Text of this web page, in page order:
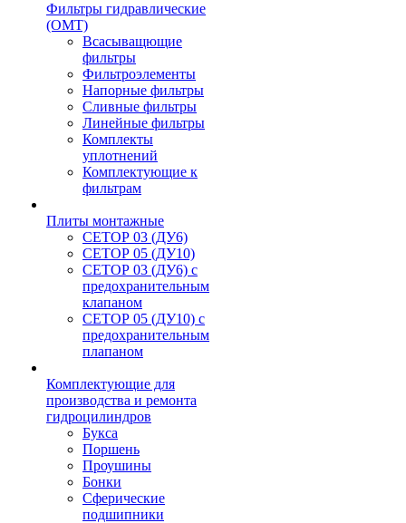
Фильтры гидравлические
(OMT)
Всасыващющие
фильтры
Фильтроэлементы
Напорные фильтры
Сливные фильтры
Линейные фильтры
Комплекты
уплотнений
Комплектующие к
фильтрам
Плиты монтажные
CЕТОР 03 (ДУ6)
CЕТОР 05 (ДУ10)
CЕТОР 03 (ДУ6) с
предохранительным
клапаном
CЕТОР 05 (ДУ10) с
предохранительным
плапаном
Комплектующие для
производства и ремонта
гидроцилиндров
Букса
Поршень
Проушины
Бонки
Сферические
подшипники